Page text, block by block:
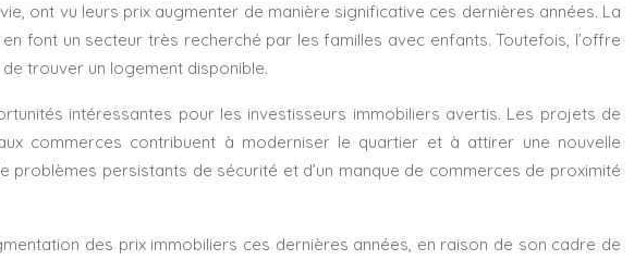
ont vu leurs prix augmenter de manière significative ces dernières années. La
font un secteur très recherché par les familles avec enfants. Toutefois, l’offre
trouver un logement disponible.
intéressantes pour les investisseurs immobiliers avertis. Les projets de
commerces contribuent à moderniser le quartier et à attirer une nouvelle
persistants de sécurité et d’un manque de commerces de proximité
des prix immobiliers ces dernières années, en raison de son cadre de